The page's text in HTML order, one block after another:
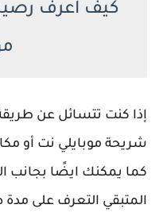
كيف اعرف
إذا كنت تتسائل عن
شريحة موبايلي نت أو
كما يمكنك ايضًا بجانب
المتبقي التعرف على مدة